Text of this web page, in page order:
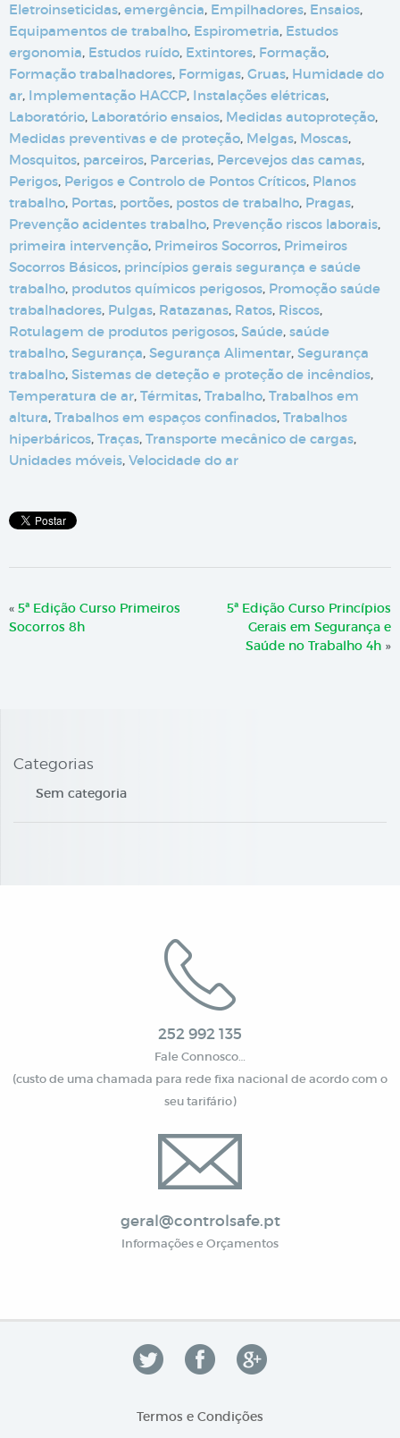
Eletroinseticidas, emergência, Empilhadores, Ensaios,
Equipamentos de trabalho, Espirometria, Estudos
ergonomia, Estudos ruído, Extintores, Formação,
Formação trabalhadores, Formigas, Gruas, Humidade do
ar, Implementação HACCP, Instalações elétricas,
Laboratório, Laboratório ensaios, Medidas autoproteção,
Medidas preventivas e de proteção, Melgas, Moscas,
Mosquitos, parceiros, Parcerias, Percevejos das camas,
Perigos, Perigos e Controlo de Pontos Críticos, Planos
trabalho, Portas, portões, postos de trabalho, Pragas,
Prevenção acidentes trabalho, Prevenção riscos laborais,
primeira intervenção, Primeiros Socorros, Primeiros
Socorros Básicos, princípios gerais segurança e saúde
trabalho, produtos químicos perigosos, Promoção saúde
trabalhadores, Pulgas, Ratazanas, Ratos, Riscos,
Rotulagem de produtos perigosos, Saúde, saúde
trabalho, Segurança, Segurança Alimentar, Segurança
trabalho, Sistemas de deteção e proteção de incêndios,
Temperatura de ar, Térmitas, Trabalho, Trabalhos em
altura, Trabalhos em espaços confinados, Trabalhos
hiperbáricos, Traças, Transporte mecânico de cargas,
Unidades móveis, Velocidade do ar
« 5ª Edição Curso Primeiros
Socorros 8h
5ª Edição Curso Princípios
Gerais em Segurança e
Saúde no Trabalho 4h »
Categorias
Sem categoria
252 992 135
Fale Connosco…
(custo de uma chamada para rede fixa nacional de acordo com o
seu tarifário)
geral@controlsafe.pt
Informações e Orçamentos
Termos e Condições